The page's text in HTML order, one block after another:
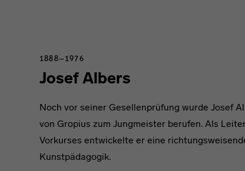
Josef Albers
1888–1976
Noch vor seiner Gesellenprüfung wurde Josef
von Gropius zum Jungmeister berufen. Als
Vorkurses entwickelte er eine
Kunstpädagogik.